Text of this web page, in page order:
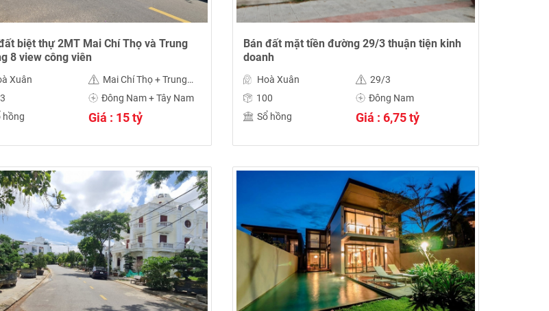
biệt thự 2MT Mai Chí Thọ và Trung
8 view công viên
Xuân
Mai Chí Thọ + Trung Lương 8
Đông Nam + Tây Nam
hồng
Giá : 15 tỷ
Bán đất mặt tiền đường 29/3 thuận tiện kinh
doanh
Hoà Xuân
29/3
100
Đông Nam
Sổ hồng
Giá : 6,75 tỷ